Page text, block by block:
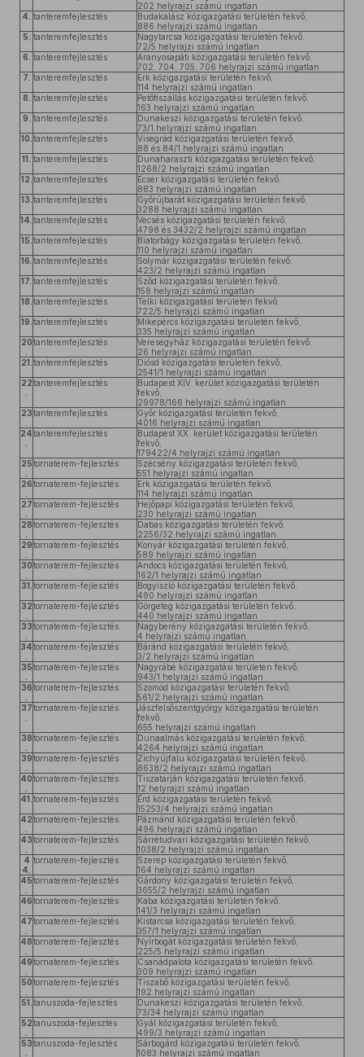
202 helyrajzi számú ingatlan
4. tanteremfejlesztés
Budakalász közigazgatási területén fekvő,
886 helyrajzi számú ingatlan
5. tanteremfejlesztés
Nagytarcsa közigazgatási területén fekvő,
72/5 helyrajzi számú ingatlan
6. tanteremfejlesztés
Aranyosapáti közigazgatási területén fekvő,
702, 704, 705, 706 helyrajzi számú ingatlan
7. tanteremfejlesztés
Erk közigazgatási területén fekvő,
114 helyrajzi számú ingatlan
8. tanteremfejlesztés
Petőfiszállás közigazgatási területén fekvő,
163 helyrajzi számú ingatlan
9. tanteremfejlesztés
Dunakeszi közigazgatási területén fekvő,
73/1 helyrajzi számú ingatlan
10. tanteremfejlesztés
Visegrád közigazgatási területén fekvő,
88 és 84/1 helyrajzi számú ingatlan
11. tanteremfejlesztés
Dunaharaszti közigazgatási területén fekvő,
1268/2 helyrajzi számú ingatlan
12. tanteremfejlesztés
Ecser közigazgatási területén fekvő,
883 helyrajzi számú ingatlan
13. tanteremfejlesztés
Győrújbarát közigazgatási területén fekvő,
3288 helyrajzi számú ingatlan
14. tanteremfejlesztés
Vecsés közigazgatási területén fekvő,
4798 és 3432/2 helyrajzi számú ingatlan
15. tanteremfejlesztés
Biatorbágy közigazgatási területén fekvő,
110 helyrajzi számú ingatlan
16. tanteremfejlesztés
Solymár közigazgatási területén fekvő,
423/2 helyrajzi számú ingatlan
17. tanteremfejlesztés
Sződ közigazgatási területén fekvő,
158 helyrajzi számú ingatlan
18. tanteremfejlesztés
Telki közigazgatási területén fekvő,
722/5 helyrajzi számú ingatlan
19. tanteremfejlesztés
Mikepércs közigazgatási területén fekvő,
335 helyrajzi számú ingatlan
20tanteremfejlesztés
Veresegyház közigazgatási területén fekvő,
26 helyrajzi számú ingatlan
21. tanteremfejlesztés
Diósd közigazgatási területén fekvő,
2541/1 helyrajzi számú ingatlan
22tanteremfejlesztés
Budapest XIV. kerület közigazgatási területén
fekvő,
29978/166 helyrajzi számú ingatlan
23tanteremfejlesztés
Győr közigazgatási területén fekvő,
4016 helyrajzi számú ingatlan
24tanteremfejlesztés
Budapest XX. kerület közigazgatási területén
fekvő,
179422/4 helyrajzi számú ingatlan
25tornaterem-fejlesztés
Szécsény közigazgatási területén fekvő,
551 helyrajzi számú ingatlan
26tornaterem-fejlesztés
Erk közigazgatási területén fekvő,
114 helyrajzi számú ingatlan
27tornaterem-fejlesztés
Hejőpapi közigazgatási területén fekvő,
230 helyrajzi számú ingatlan
28tornaterem-fejlesztés
Dabas közigazgatási területén fekvő,
2256/32 helyrajzi számú ingatlan
29tornaterem-fejlesztés
Konyár közigazgatási területén fekvő,
589 helyrajzi számú ingatlan
30tornaterem-fejlesztés
Andocs közigazgatási területén fekvő,
162/1 helyrajzi számú ingatlan
31. tornaterem-fejlesztés
Bogyiszló közigazgatási területén fekvő,
490 helyrajzi számú ingatlan
32tornaterem-fejlesztés
Görgeteg közigazgatási területén fekvő,
440 helyrajzi számú ingatlan
33tornaterem-fejlesztés
Nagyberény közigazgatási területén fekvő,
4 helyrajzi számú ingatlan
34tornaterem-fejlesztés
Báránd közigazgatási területén fekvő,
3/2 helyrajzi számú ingatlan
35tornaterem-fejlesztés
Nagyrábé közigazgatási területén fekvő,
943/1 helyrajzi számú ingatlan
36tornaterem-fejlesztés
Szomód közigazgatási területén fekvő,
561/2 helyrajzi számú ingatlan
37tornaterem-fejlesztés
Jászfelsőszentgyörgy közigazgatási területén
fekvő,
655 helyrajzi számú ingatlan
38tornaterem-fejlesztés
Dunaalmás közigazgatási területén fekvő,
4264 helyrajzi számú ingatlan
39tornaterem-fejlesztés
Zichyújfalu közigazgatási területén fekvő,
8638/2 helyrajzi számú ingatlan
40tornaterem-fejlesztés
Tiszatarján közigazgatási területén fekvő,
12 helyrajzi számú ingatlan
41. tornaterem-fejlesztés
Érd közigazgatási területén fekvő,
15253/4 helyrajzi számú ingatlan
42tornaterem-fejlesztés
Pázmánd közigazgatási területén fekvő,
496 helyrajzi számú ingatlan
43tornaterem-fejlesztés
Sárrétudvari közigazgatási területén fekvő,
1038/2 helyrajzi számú ingatlan
4
4.
tornaterem-fejlesztés
Szerep közigazgatási területén fekvő,
164 helyrajzi számú ingatlan
45tornaterem-fejlesztés
Gárdony közigazgatási területén fekvő,
3655/2 helyrajzi számú ingatlan
46tornaterem-fejlesztés
Kaba közigazgatási területén fekvő,
141/3 helyrajzi számú ingatlan
47tornaterem-fejlesztés
Kistarcsa közigazgatási területén fekvő,
357/1 helyrajzi számú ingatlan
48tornaterem-fejlesztés
Nyírbogát közigazgatási területén fekvő,
225/5 helyrajzi számú ingatlan
49tornaterem-fejlesztés
Csanádpalota közigazgatási területén fekvő,
309 helyrajzi számú ingatlan
50tornaterem-fejlesztés
Tiszabő közigazgatási területén fekvő,
192 helyrajzi számú ingatlan
51. tanuszoda-fejlesztés
Dunakeszi közigazgatási területén fekvő,
73/34 helyrajzi számú ingatlan
52tanuszoda-fejlesztés
Gyál közigazgatási területén fekvő,
499/3 helyrajzi számú ingatlan
53tanuszoda-fejlesztés
Sárbogárd közigazgatási területén fekvő,
1083 helyrajzi számú ingatlan